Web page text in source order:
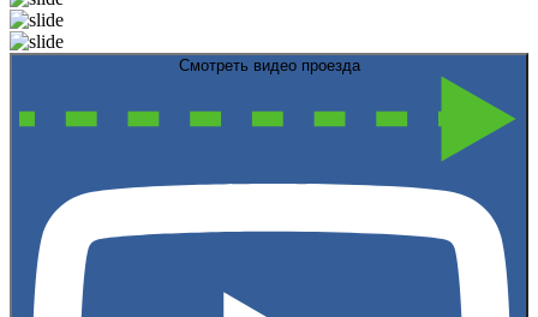
Смотреть видео проезда